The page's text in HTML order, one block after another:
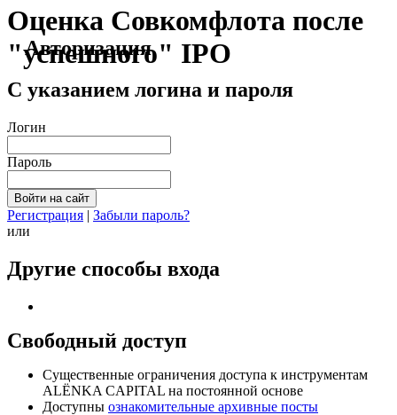
Оценка Совкомфлота после
"успешного" IPO
Авторизация
С указанием логина и пароля
Логин
Пароль
Регистрация | Забыли пароль?
или
Другие способы входа
Свободный доступ
Cущественные ограничения доступа к инструментам
ALЁNKA CAPITAL на постоянной основе
Доступны ознакомительные архивные посты